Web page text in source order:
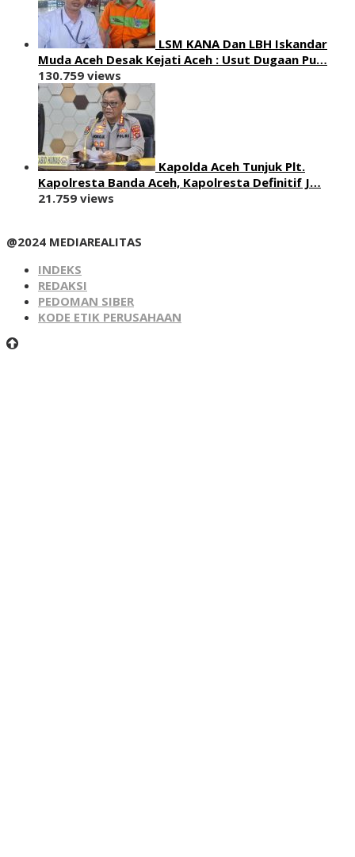
LSM KANA Dan LBH Iskandar
Muda Aceh Desak Kejati Aceh : Usut Dugaan Pu…
130.759 views
Kapolda Aceh Tunjuk Plt.
Kapolresta Banda Aceh, Kapolresta Definitif J…
21.759 views
@2024 MEDIAREALITAS
INDEKS
REDAKSI
PEDOMAN SIBER
KODE ETIK PERUSAHAAN